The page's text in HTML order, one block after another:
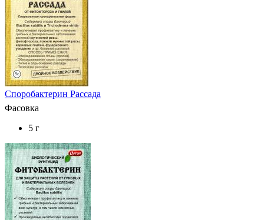
Споробактерин Рассада
Фасовка
5 г